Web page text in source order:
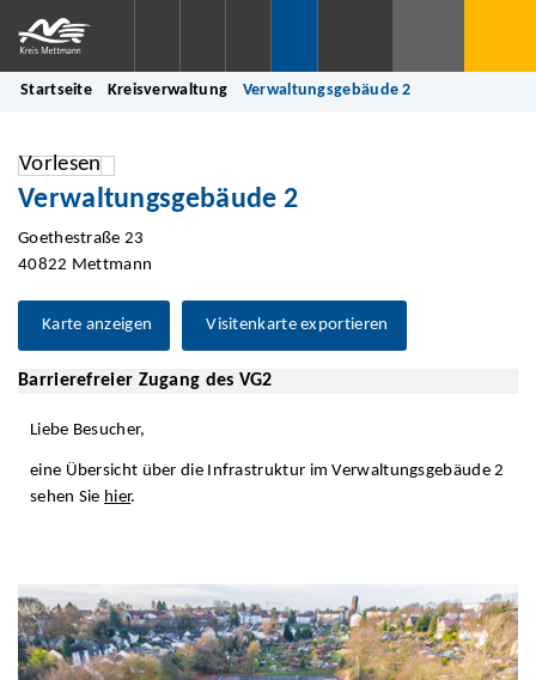
Startseite Kreisverwaltung Verwaltungsgebäude 2
Vorlesen
Verwaltungsgebäude 2
Goethestraße 23
40822 Mettmann
Karte anzeigen Visitenkarte exportieren
Barrierefreier Zugang des VG2
Liebe Besucher,
eine Übersicht über die Infrastruktur im Verwaltungsgebäude 2
sehen Sie hier.